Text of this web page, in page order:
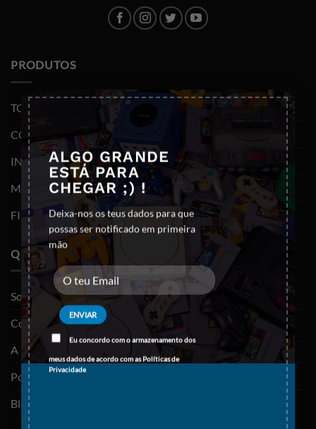
ALGO GRANDE
ESTÁ PARA
CHEGAR ;) !
Deixa-nos os teus dados para que
possas ser notificado em primeira
mão
Eu concordo com o armazenamento dos
meus dados de acordo com asPolíticas de
Privacidade
×
PRODUTOS
TODOS OS PRODUTOS
CONSOLAS E VIDEOJOGOS
INFORMÁTICA
MOBILIDADE
FIGURAS FUNKO POP
QUEM SOMOS
Sobre nós
Contactos
A minha conta
Política de privacidade
Blog